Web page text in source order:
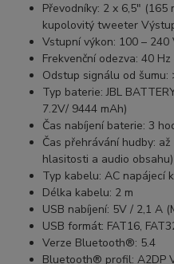
Převodníky: 2 x 6,5" (165
kupolovitý tweeter
Vstupní výkon: 100 – 240
Frekvenční odezva:40 Hz
Odstup signálu od šumu:
Typ baterie: JBL
7.2V/ 9444 mAh)
Čas nabíjení baterie: 3
Čas přehrávání hudby:
hlasitosti a audio obsahu)
Typ kabelu: AC napájecí
Délka kabelu: 2 m
USB nabíjení: 5V / 2,1 A
USB formát: FAT16,
Verze Bluetooth®: 5.4
Bluetooth® profil: A2DP